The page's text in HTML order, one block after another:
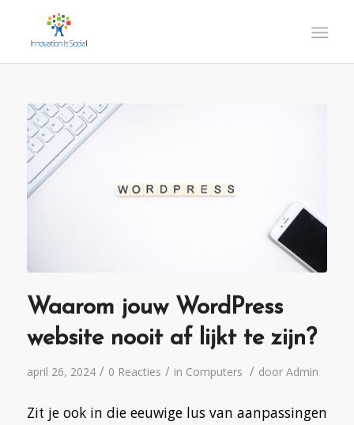
Waarom jouw WordPress
website nooit af lijkt te zijn?
april 26, 2024 / 0 Reacties / in Computers / door Admin
Zit je ook in die eeuwige lus van aanpassingen